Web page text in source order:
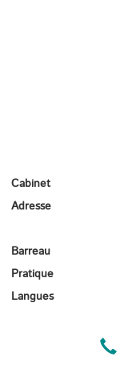
Cabinet
Adresse
Barreau
Pratique
Langues